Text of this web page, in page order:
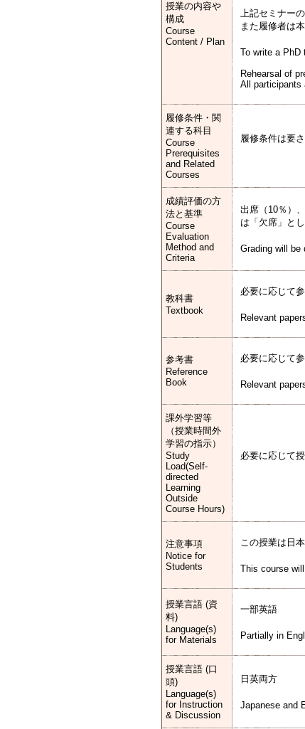
授業の内容や
構成
Course
Content / Plan
上記セミナー
また履修者は
To write a PhD
Rehearsal of
All participants
履修条件・関
連する科目
Course
Prerequisites
and Related
Courses
履修条件は要さ
成績評価の方
法と基準
Course
Evaluation
Method and
Criteria
出席（10％）
は「欠席」と
Grading will be
教科書
Textbook
必要に応じて
Relevant
参考書
Reference
Book
必要に応じて
Relevant
課外学習等
（授業時間外
学習の指示）
Study
Load(Self-
directed
Learning
Outside
Course Hours)
必要に応じて授
注意事項
Notice for
Students
この授業は日
This course
授業言語 (資
料)
Language(s)
for Materials
一部英語
Partially in
授業言語 (口
頭)
Language(s)
for Instruction
& Discussion
日英両方
Japanese and